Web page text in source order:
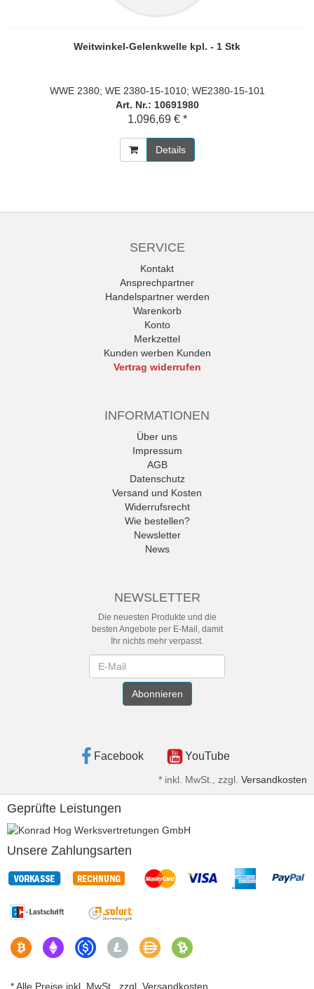
Weitwinkel-Gelenkwelle kpl. - 1 Stk
WWE 2380; WE 2380-15-1010; WE2380-15-101
Art. Nr.: 10691980
1.096,69 € *
Details
SERVICE
Kontakt
Ansprechpartner
Handelspartner werden
Warenkorb
Konto
Merkzettel
Kunden werben Kunden
Vertrag widerrufen
INFORMATIONEN
Über uns
Impressum
AGB
Datenschutz
Versand und Kosten
Widerrufsrecht
Wie bestellen?
Newsletter
News
NEWSLETTER
Die neuesten Produkte und die
besten Angebote per E-Mail, damit
Ihr nichts mehr verpasst.
Abonnieren
Facebook YouTube
* inkl. MwSt., zzgl. Versandkosten
Geprüfte Leistungen
Unsere Zahlungsarten
* Alle Preise inkl. MwSt., zzgl. Versandkosten.